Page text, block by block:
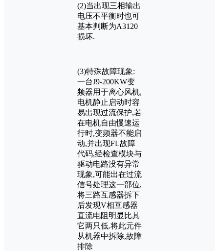
(2)当出现三相输出
电压不平衡时也可
基本判断为A3120
损坏.
(3)特殊故障现象:
一台J9-200KW变
频器用于离心风机,
电机静止启动时容
易出现过流保护,若
在电机自由慢速运
行时,变频器不能启
动,并出现FL故障
代码,经检查模块与
驱动电路没有异常
现象,可能出在过流
信号处理这一部位,
将三路互感器拆下
后发现V相互感器
直流电阻明显比其
它两只低.将此元件
从机器中拆除,故障
排除